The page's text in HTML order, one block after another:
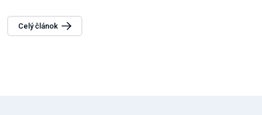
Celý článok